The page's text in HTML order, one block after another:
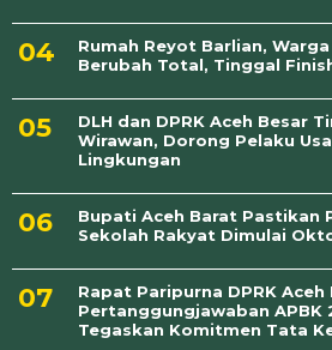
Rumah Reyot Barlian,
Berubah Total, Tinggal
DLH dan DPRK Aceh Besar
Wirawan, Dorong Pelaku
Lingkungan
Bupati Aceh Barat Pastikan
Sekolah Rakyat Dimulai
Rapat Paripurna DPRK Aceh
Pertanggungjawaban APBK
Tegaskan Komitmen Tata